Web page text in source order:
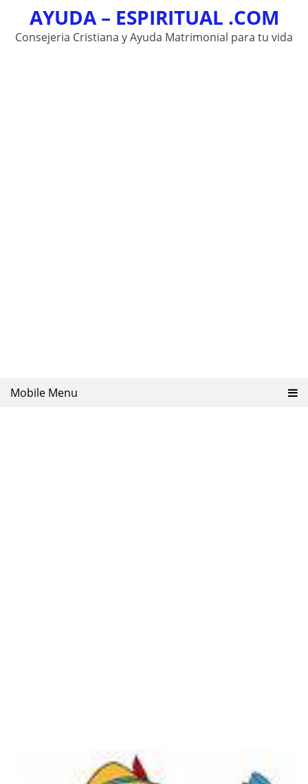
content
AYUDA – ESPIRITUAL .COM
Consejeria Cristiana y Ayuda Matrimonial para tu vida
Mobile Menu